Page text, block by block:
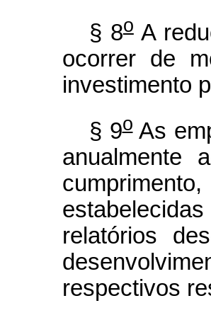
§ 8oA
ocorrer de
investimento
§ 9oAs
anualmente
relatórios
respectivos